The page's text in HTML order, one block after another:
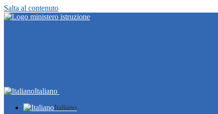
Salta al contenuto
Italiano
Italiano